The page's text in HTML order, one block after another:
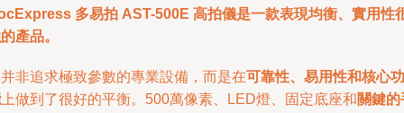
多易拍 AST-500E 高拍儀是一款表現均衡、實用性
產品。
非追求極致參數的專業設備，而是在可靠性、易用性和核心功
上做到了很好的平衡。500萬像素、LED燈、固定底座和關鍵的